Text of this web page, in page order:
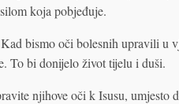
koja pobjeđuje.
bismo oči bolesnih upravili u
To bi donijelo život tijelu i duši.
njihove oči k Isusu, umjesto